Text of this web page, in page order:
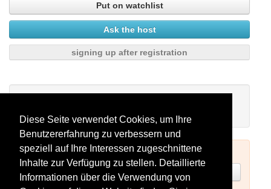
Diese Seite verwendet Cookies, um Ihre
Benutzererfahrung zu verbessern und
speziell auf Ihre Interessen zugeschnittene
Inhalte zur Verfügung zu stellen. Detaillierte
Informationen über die Verwendung von
Put on watchlist
Ask the host
signing up after registration
There are no seminars on your watchlist.
To book seminars please log in (see above) or register.
Register now